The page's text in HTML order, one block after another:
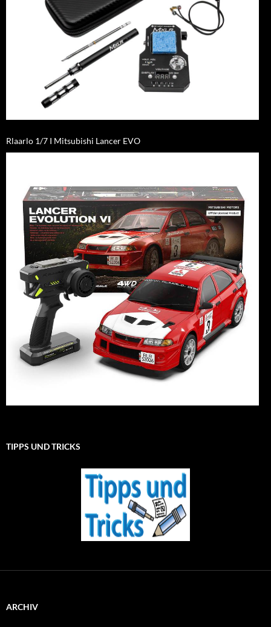
Rlaarlo 1/7 I Mitsubishi Lancer EVO
TIPPS UND TRICKS
ARCHIV